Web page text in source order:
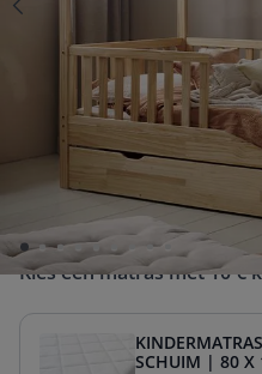
Maat
160x80
90x200
Inclusief lade
Kies een matras met 10 €
SCHUIM | 80 X